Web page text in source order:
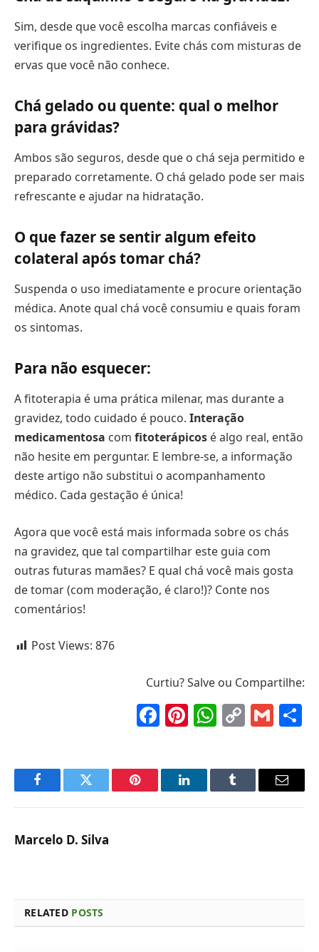
Sim, desde que você escolha marcas confiáveis e
verifique os ingredientes. Evite chás com misturas de
ervas que você não conhece.
Chá gelado ou quente: qual o melhor
para grávidas?
Ambos são seguros, desde que o chá seja permitido e
preparado corretamente. O chá gelado pode ser mais
refrescante e ajudar na hidratação.
O que fazer se sentir algum efeito
colateral após tomar chá?
Suspenda o uso imediatamente e procure orientação
médica. Anote qual chá você consumiu e quais foram
os sintomas.
Para não esquecer:
A fitoterapia é uma prática milenar, mas durante a
gravidez, todo cuidado é pouco. Interação
medicamentosa com fitoterápicos é algo real, então
não hesite em perguntar. E lembre-se, a informação
deste artigo não substitui o acompanhamento
médico. Cada gestação é única!
Agora que você está mais informada sobre os chás
na gravidez, que tal compartilhar este guia com
outras futuras mamães? E qual chá você mais gosta
de tomar (com moderação, é claro!)? Conte nos
comentários!
Post Views: 876
Curtiu? Salve ou Compartilhe:
Facebook
Pinterest
Copy
FacebookTwitter Pinterest LinkedInTumblr Email
Marcelo D. Silva
RELATED POSTS